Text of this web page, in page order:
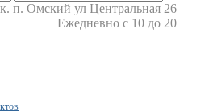
п. Омский ул Центральная 26
Ежедневно с 10 до 20